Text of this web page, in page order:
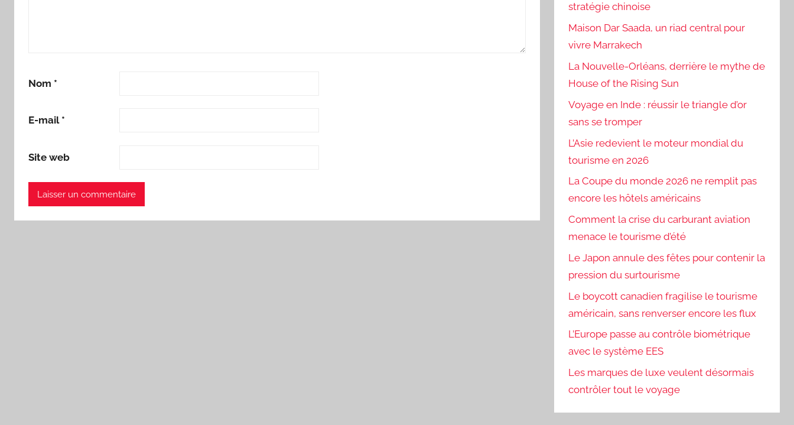
Nom *
E-mail *
Site web
stratégie chinoise
Maison Dar Saada, un riad central pour
vivre Marrakech
La Nouvelle-Orléans, derrière le mythe de
House of the Rising Sun
Voyage en Inde : réussir le triangle d’or
sans se tromper
L’Asie redevient le moteur mondial du
tourisme en 2026
La Coupe du monde 2026 ne remplit pas
encore les hôtels américains
Comment la crise du carburant aviation
menace le tourisme d’été
Le Japon annule des fêtes pour contenir la
pression du surtourisme
Le boycott canadien fragilise le tourisme
américain, sans renverser encore les flux
L’Europe passe au contrôle biométrique
avec le système EES
Les marques de luxe veulent désormais
contrôler tout le voyage